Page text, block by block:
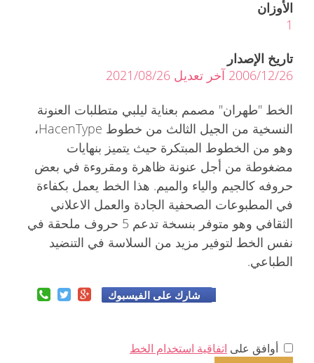
الأوزان
1
تاريخ الإصدار
2006/12/26 آخر تعديل 2021/08/26
الخط "طهران" مصمم بعناية ليلبي متطلبات العنونة
النسخية من الجيل الثالث من خطوط HacenType،
وهو من الخطوط المبتكرة حيث يتميز بنهايات
مضغوطة من أجل عنونة ظاهرة ومقروءة في بعض
حروفه كالجيم والياء والميم. هذا الخط يعمل بكفاءة
في المطبوعات الصحفية الجادة والعمل الاعلاني
الثقافي وهو متوفر بنسخة تدعم 5 حروف ملحقة في
نفس الخط لتوفير مزيد من السلاسة في التنضيد
الطباعي.
شارك على الفيسبوك
أوافق على اتفاقية استخدام الخط